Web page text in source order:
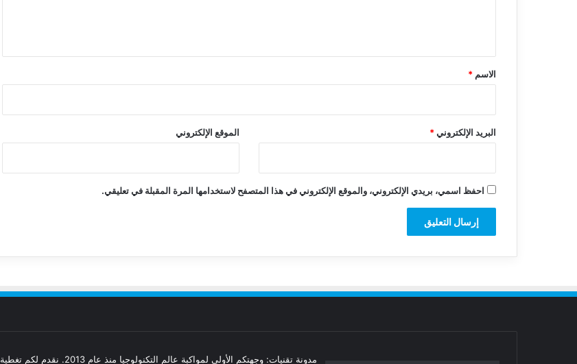
*
الاسم *
البريد الإلكتروني* الموقع الإلكتروني
احفظ اسمي، بريدي الإلكتروني، والموقع الإلكتروني في هذا المتصفح لاستخدامها المرة المقبلة في تعليقي.
مدونة تقنيات: وجهتكم الأولى لمواكبة عالم التكنولوجيا منذ عام 2013. نقدم لكم تغطية